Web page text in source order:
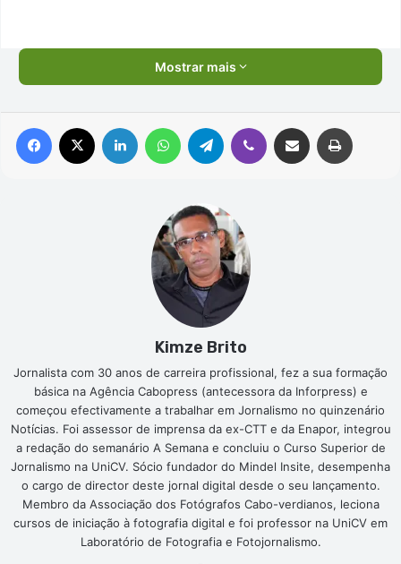
Mostrar mais
Facebook Linkedin WhatsAppTelegram Viber Compartilhar via e-mail
Kimze Brito
Jornalista com 30 anos de carreira profissional, fez a sua formação
básica na Agência Cabopress (antecessora da Inforpress) e
começou efectivamente a trabalhar em Jornalismo no quinzenário
Notícias. Foi assessor de imprensa da ex-CTT e da Enapor, integrou
a redação do semanário A Semana e concluiu o Curso Superior de
Jornalismo na UniCV. Sócio fundador do Mindel Insite, desempenha
o cargo de director deste jornal digital desde o seu lançamento.
Membro da Associação dos Fotógrafos Cabo-verdianos, leciona
cursos de iniciação à fotografia digital e foi professor na UniCV em
Laboratório de Fotografia e Fotojornalismo.